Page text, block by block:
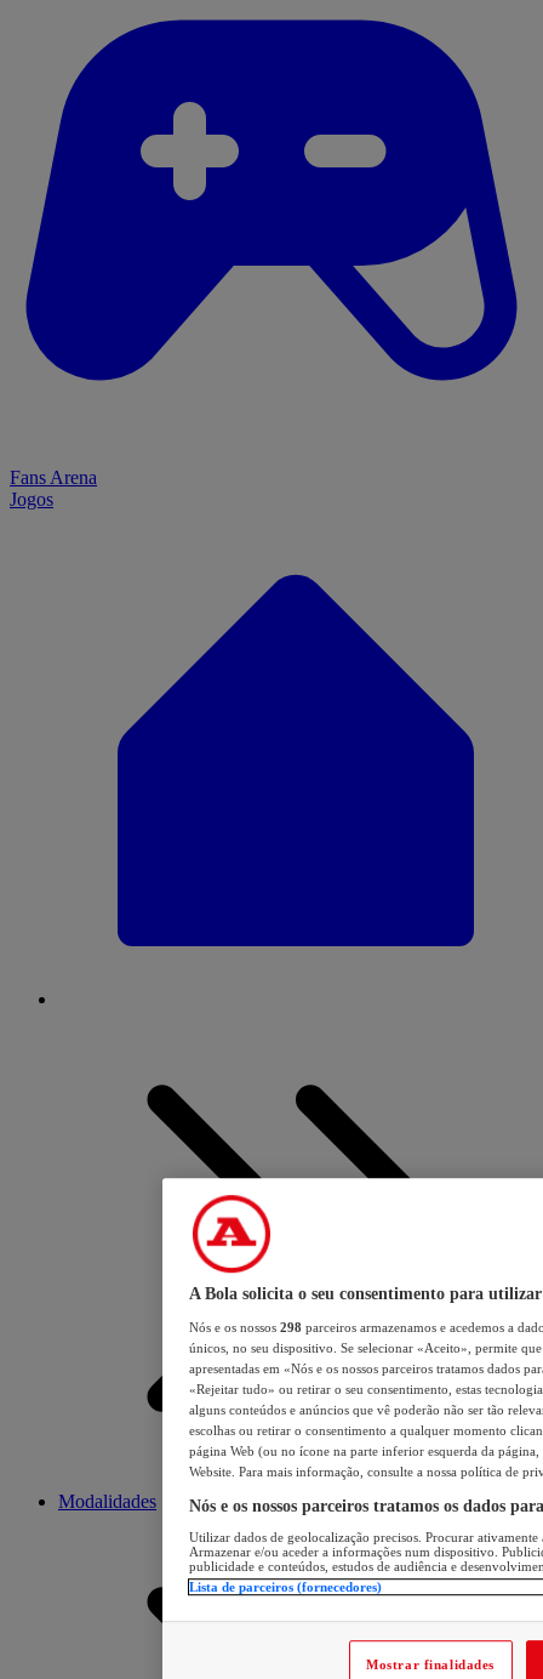
Fans Arena
Jogos
Modalidades
A Bola solicita o seu consentimento para utilizar
Nós e os nossos 298 parceiros armazenamos e acedemos a
únicos, no seu dispositivo. Se selecionar «Aceito», permite
apresentadas em «Nós e os nossos parceiros tratamos dados
«Rejeitar tudo» ou retirar o seu consentimento, estas
alguns conteúdos e anúncios que vê poderão não ser tão
escolhas ou retirar o consentimento a qualquer momento
página Web (ou no ícone na parte inferior esquerda da página,
Website. Para mais informação, consulte a nossa política de
Nós e os nossos parceiros tratamos os dados
Utilizar dados de geolocalização precisos. Procurar
Armazenar e/ou aceder a informações num dispositivo.
publicidade e conteúdos, estudos de audiência e
Lista de parceiros (fornecedores)
Mostrar finalidades